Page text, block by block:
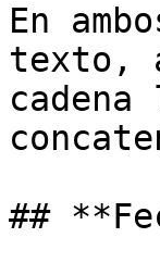
En
texto,
##